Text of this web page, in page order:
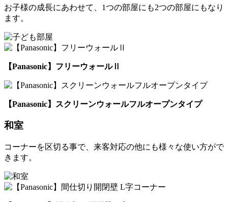
お子様の成長にあわせて、1つの部屋にも2つの部屋にもなり
ます。
【Panasonic】フリーウォールⅡ
【Panasonic】スクリーンウォールフルオープンタイプ
和室
コーナーを区切る事で、来客対応の他にも様々な使い方がで
きます。